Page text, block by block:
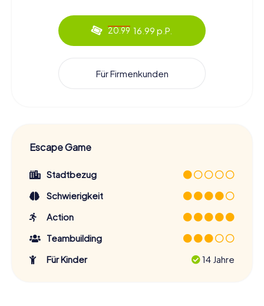
20.99 16.99 p.P.
Für Firmenkunden
Escape Game
Stadtbezug
Schwierigkeit
Action
Teambuilding
Für Kinder
14 Jahre